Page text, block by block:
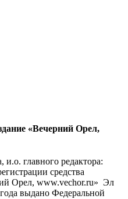
«Вечерний Орел,
и.о. главного редактора:
средства
Орел, www.vechor.ru» Эл
выдано Федеральной